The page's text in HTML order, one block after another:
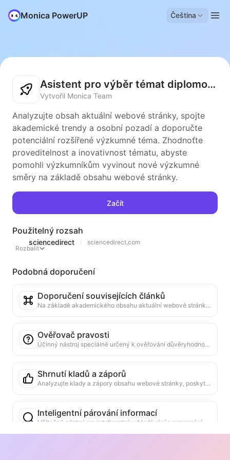
Monica PowerUP Čeština
Asistent pro výběr témat diplomových prací
Vytvořil Monica Team
Analyzujte obsah aktuální webové stránky, spojte
akademické trendy a osobní pozadí a doporučte
potenciální rozšířené výzkumné téma. Zhodnoťte
proveditelnost a inovativnost tématu, abyste
pomohli výzkumníkům vyvinout nové výzkumné
směry na základě obsahu webové stránky.
Začít
Použitelný rozsah
sciencedirect
sciencedirect.com
Rozbalit
Podobná doporučení
Doporučení souvisejících článků
Na základě akademického obsahu aktuální webové stránky inteligentně doporučuje vysoce relevantní další články a výzkumy. Využívá pokročilé algoritmy k analýze podobnosti témat a výzkumných metod, aby pomohla uživatelům rozšířit čtení a hluboce porozumět akademickým otázkám diskutovaným na stránce.
Ověřovač pravosti
Účinný nástroj speciálně určený k ověřování důvěryhodnosti obsahu webových stránek. Automaticky identifikuje klíčová prohlášení a data a porovnává je se spolehlivými externími zdroji. Hodnotí důvěryhodnost důležitých tvrzení a poskytuje vysvětlení výsledků ověření a odkazy na zdroje faktů. Pomáhá zvyšovat informační gramotnost a předcházet šíření falešných informací.
Shrnutí kladů a záporů
Analyzujte klady a zápory obsahu webové stránky, poskytněte objektivní a vyvážené shrnutí argumentů, které pomohou při rozhodování.
Inteligentní párování informací